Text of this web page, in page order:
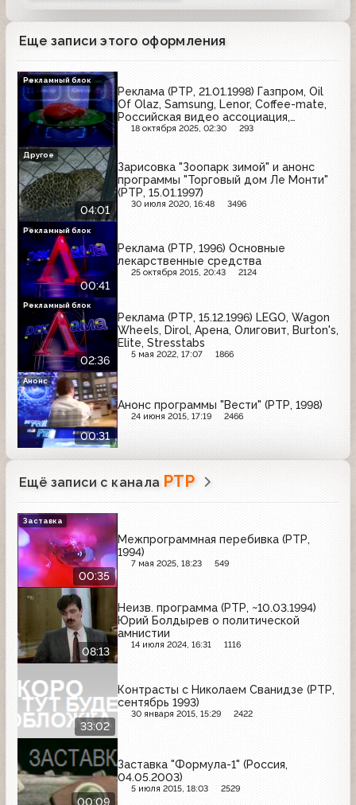
Еще записи этого оформления
Реклама (РТР, 21.01.1998) Газпром, Oil
Of Olaz, Samsung, Lenor, Coffee-mate,
Российская видео ассоциация,
Безопасный секс - мой выбор, Pantene
18 октября 2025, 02:30 293
Рекламный блок
04:01
Зарисовка "Зоопарк зимой" и анонс
программы "Торговый дом Ле Монти"
(РТР, 15.01.1997)
30 июля 2020, 16:48 3496
Другое
00:41
Реклама (РТР, 1996) Основные
лекарственные средства
25 октября 2015, 20:43 2124
Рекламный блок
02:36
Реклама (РТР, 15.12.1996) LEGO, Wagon
Wheels, Dirol, Арена, Олиговит, Burton's,
Elite, Stresstabs
5 мая 2022, 17:07 1866
Рекламный блок
00:31
Анонс программы "Вести" (РТР, 1998)
24 июня 2015, 17:19 2466
Анонс
Ещё записи с канала РТР
00:35
Межпрограммная перебивка (РТР,
1994)
7 мая 2025, 18:23 549
Заставка
08:13
Неизв. программа (РТР, ~10.03.1994)
Юрий Болдырев о политической
амнистии
14 июля 2024, 16:31 1116
33:02
Контрасты с Николаем Сванидзе (РТР,
сентябрь 1993)
30 января 2015, 15:29 2422
00:09
Заставка "Формула-1" (Россия,
04.05.2003)
5 июля 2015, 18:03 2529